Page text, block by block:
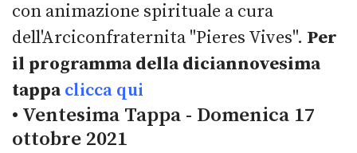
con animazione spirituale a cura
dell'Arciconfraternita "Pieres Vives". Per
il programma della diciannovesima
tappaclicca qui
• Ventesima Tappa - Domenica 17
ottobre 2021